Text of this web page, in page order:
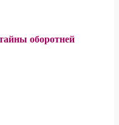
оборотней